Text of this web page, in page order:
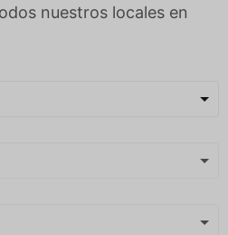
nuestros locales en